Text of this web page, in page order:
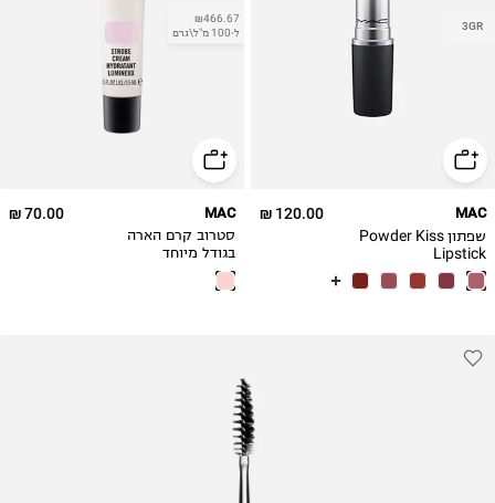
3GR
120.00 ₪ MAC
שפתון Powder Kiss
Lipstick
₪466.67
ל-100 מ"ל\גרם
70.00 ₪ MAC
סטרוב קרם הארה
בגודל מיוחד